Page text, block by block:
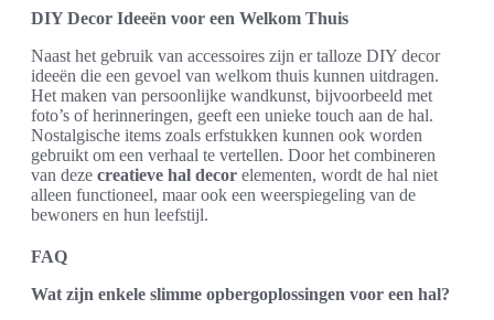
DIY Decor Ideeën voor een Welkom Thuis
Naast het gebruik van accessoires zijn er talloze DIY decor
ideeën die een gevoel van welkom thuis kunnen uitdragen.
Het maken van persoonlijke wandkunst, bijvoorbeeld met
foto’s of herinneringen, geeft een unieke touch aan de hal.
Nostalgische items zoals erfstukken kunnen ook worden
gebruikt om een verhaal te vertellen. Door het combineren
van deze creatieve hal decor elementen, wordt de hal niet
alleen functioneel, maar ook een weerspiegeling van de
bewoners en hun leefstijl.
FAQ
Wat zijn enkele slimme opbergoplossingen voor een hal?